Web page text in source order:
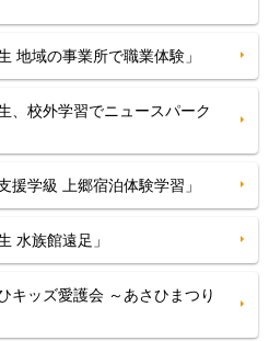
地域の事業所で職業体験」
、校外学習でニュースパーク
援学級 上郷宿泊体験学習」
水族館遠足」
キッズ愛護会 ～あさひまつり